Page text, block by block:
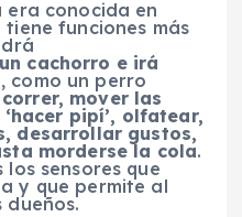
era conocida en
funciones más
cachorro e irá
, como un perro
correr, mover las
pipí’, olfatear,
desarrollar gustos,
morderse la cola.
sensores que
y que permite al
dueños.